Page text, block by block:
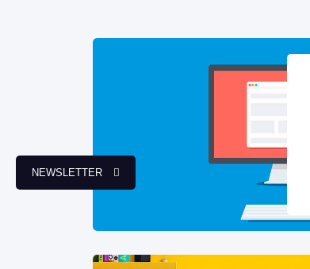
NEWSLETTER